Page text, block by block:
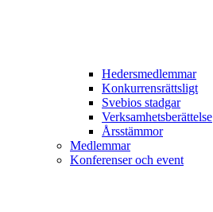
Hedersmedlemmar
Konkurrensrättsligt
Svebios stadgar
Verksamhetsberättelse
Årsstämmor
Medlemmar
Konferenser och event